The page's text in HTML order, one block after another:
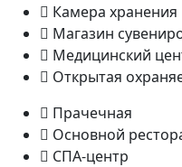
Камера хранения
Магазин
Медицинский
Открытая
Прачечная
Основной
СПА-центр